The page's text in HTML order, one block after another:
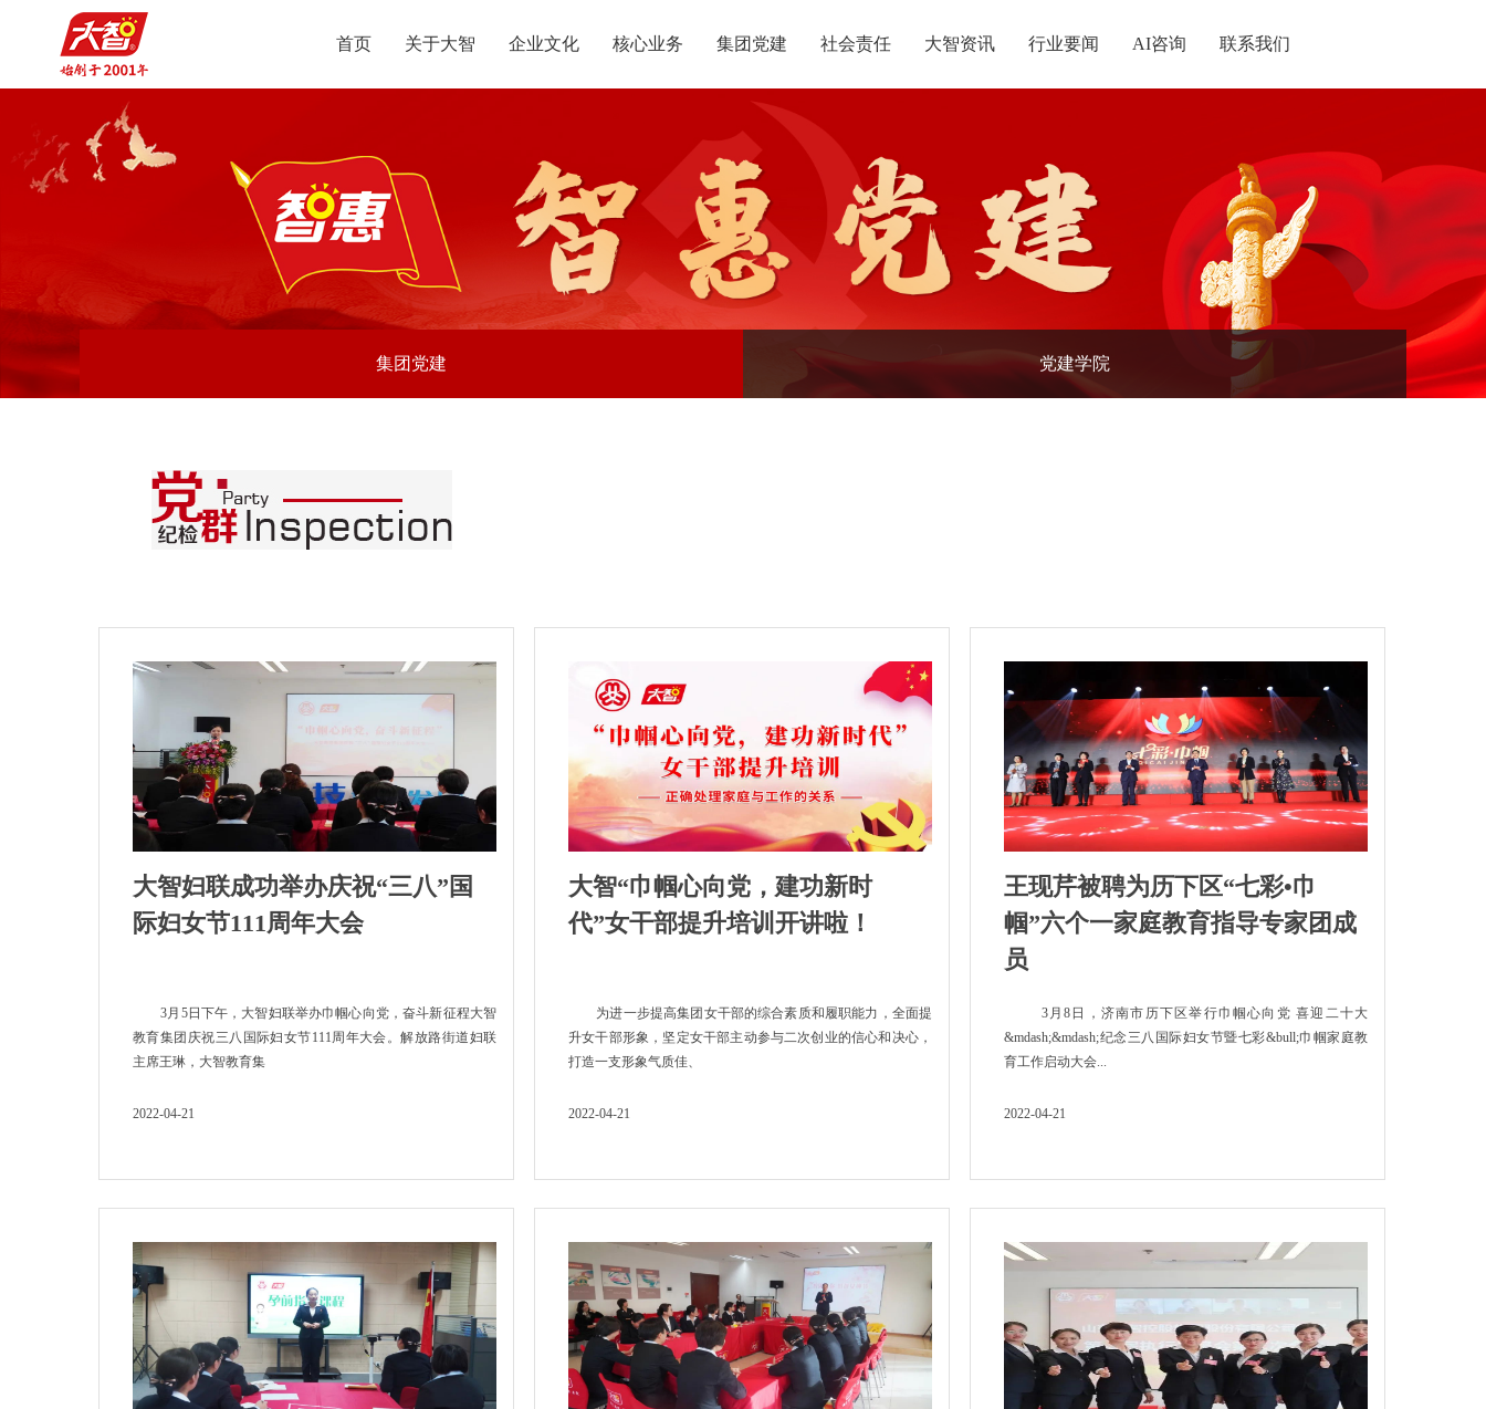
首页 关于大智 企业文化 核心业务 集团党建 社会责任 大智资讯 行业要闻 AI咨询 联系我们
名人名家
愿景
复读业务
智惠妇联
智学智爱政策解读
人才引进
集团党建 党建学院
大智妇联成功举办庆祝“三八”国
际妇女节111周年大会
3月5日下午，大智妇联举办巾帼心向党，奋斗新征程大智
教育集团庆祝三八国际妇女节111周年大会。解放路街道妇联
主席王琳，大智教育集
2022-04-21
大智“巾帼心向党，建功新时
代”女干部提升培训开讲啦！
为进一步提高集团女干部的综合素质和履职能力，全面提
升女干部形象，坚定女干部主动参与二次创业的信心和决心，
打造一支形象气质佳、
2022-04-21
王现芹被聘为历下区“七彩•巾
帼”六个一家庭教育指导专家团成
员
3月8日，济南市历下区举行巾帼心向党 喜迎二十大
&mdash;&mdash;纪念三八国际妇女节暨七彩&bull;巾帼家庭教
育工作启动大会...
2022-04-21